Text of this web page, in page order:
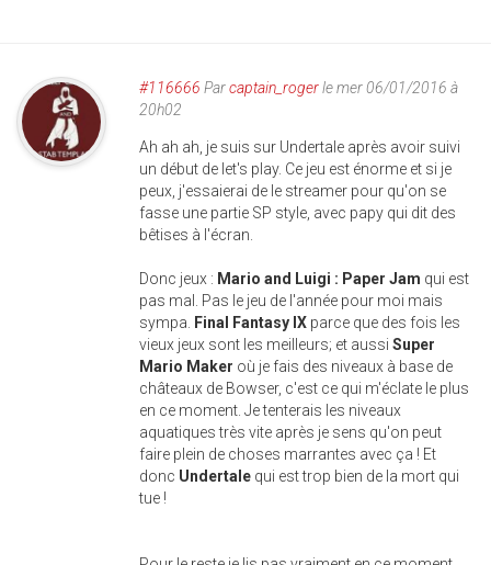
#116666 Parcaptain_rogerle mer 06/01/2016 à
20h02
Ah ah ah, je suis sur Undertale après avoir suivi
un début de let's play. Ce jeu est énorme et si je
peux, j'essaierai de le streamer pour qu'on se
fasse une partie SP style, avec papy qui dit des
bêtises à l'écran.
Donc jeux : Mario and Luigi : Paper Jam qui est
pas mal. Pas le jeu de l'année pour moi mais
sympa. Final Fantasy IX parce que des fois les
vieux jeux sont les meilleurs; et aussi Super
Mario Maker où je fais des niveaux à base de
châteaux de Bowser, c'est ce qui m'éclate le plus
en ce moment. Je tenterais les niveaux
aquatiques très vite après je sens qu'on peut
faire plein de choses marrantes avec ça ! Et
donc Undertale qui est trop bien de la mort qui
tue !